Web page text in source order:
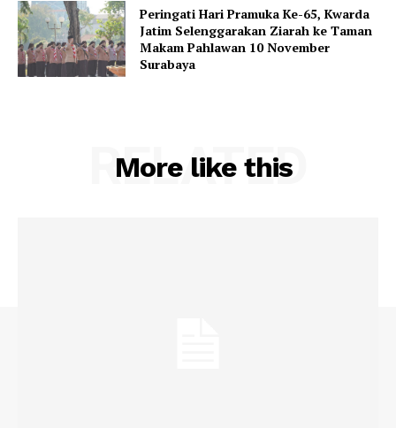
Peringati Hari Pramuka Ke-65, Kwarda
Jatim Selenggarakan Ziarah ke Taman
Makam Pahlawan 10 November
Surabaya
More like this
RELATED